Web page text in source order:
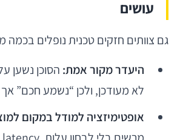
עושים
גם צוותים חזקים טכנית נופלים בכמה
היעדר מקור אמת: הסוכן נשען
לא מעודכן, ולכן “נשמע חכם”
אופטימיזציה למודל במקום